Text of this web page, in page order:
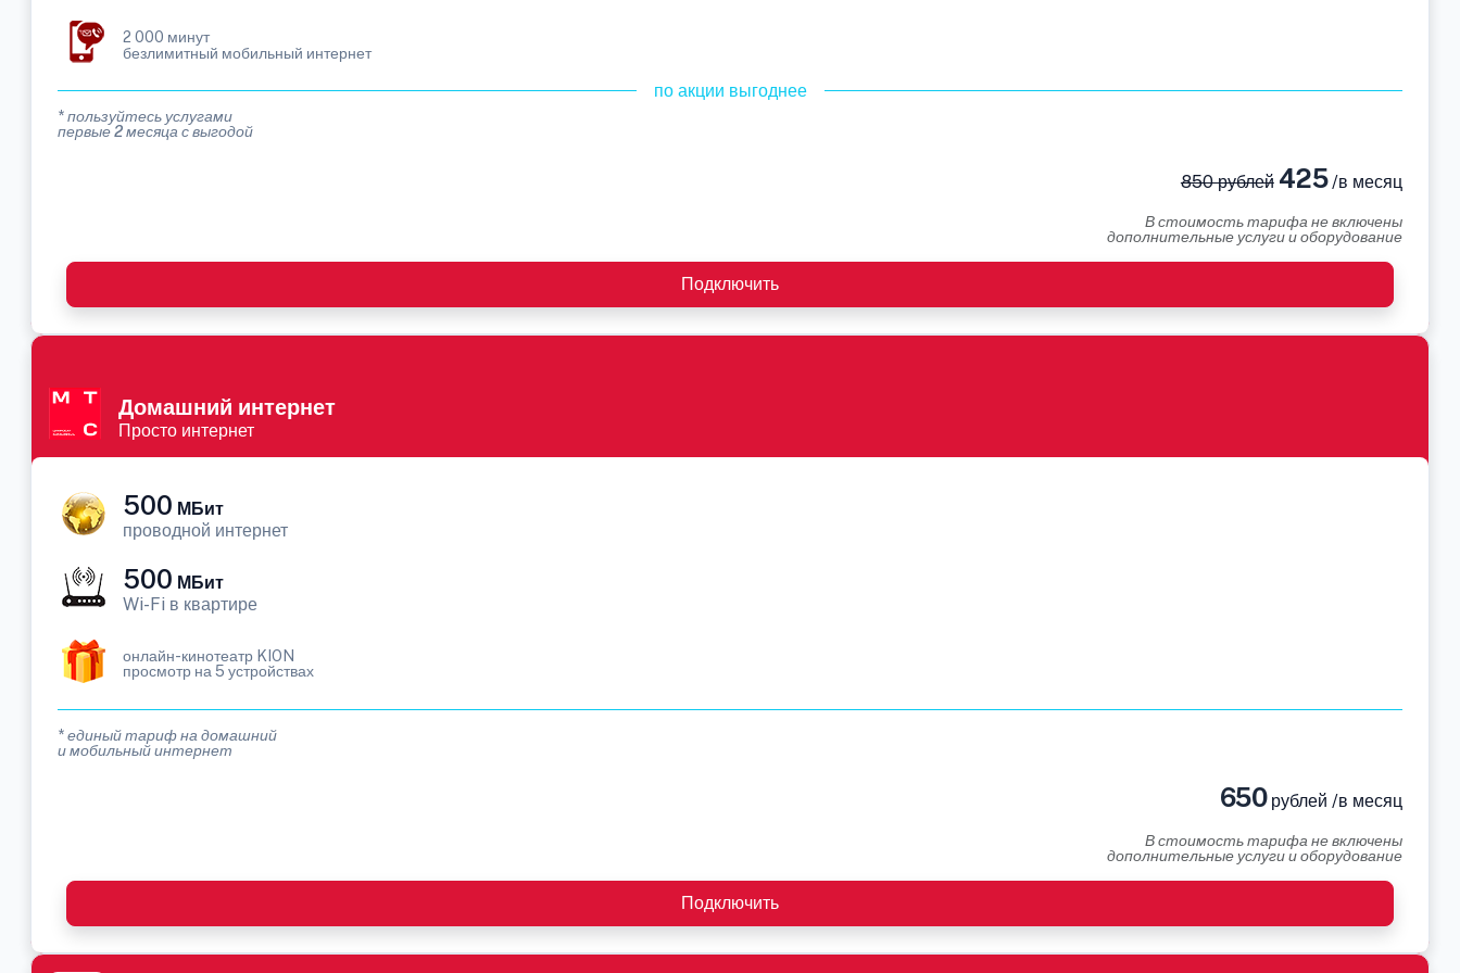
2 000 минут
безлимитный мобильный интернет
по акции выгоднее
* пользуйтесь услугами
первые 2 месяца с выгодой
850 рублей425/в месяц
В стоимость тарифа не включены
дополнительные услуги и оборудование
Подключить
Домашний интернет
Просто интернет
500 МБит
проводной интернет
500 МБит
Wi-Fi в квартире
онлайн-кинотеатр KION
просмотр на 5 устройствах
* единый тариф на домашний
и мобильный интернет
650рублей /в месяц
В стоимость тарифа не включены
дополнительные услуги и оборудование
Подключить